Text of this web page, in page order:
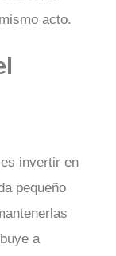
acto.
invertir en
pequeño
a